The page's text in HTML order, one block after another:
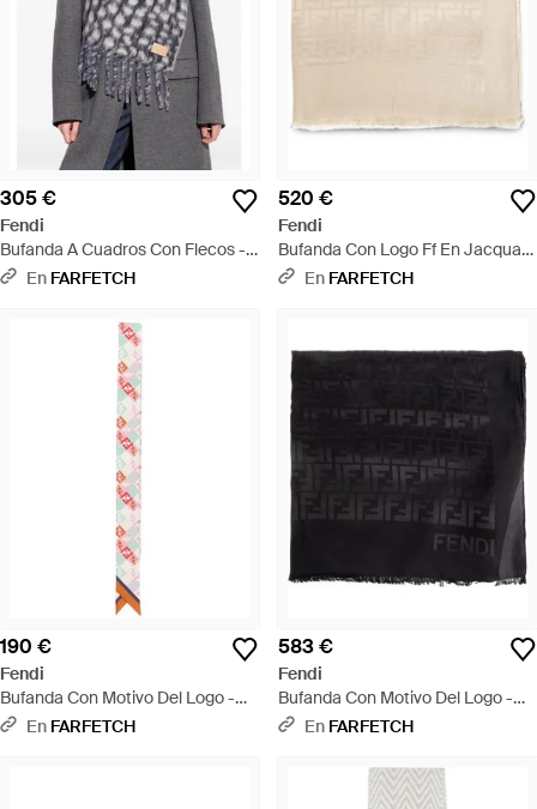
305 €
Fendi
Bufanda A Cuadros Con Flecos -
GrisEn FARFETCH
520 €
Fendi
Bufanda Con Logo Ff En Jacquard
- Neutro
En FARFETCH
190 €
Fendi
Bufanda Con Motivo Del Logo -
Blanco
En FARFETCH
583 €
Fendi
Bufanda Con Motivo Del Logo -
Negro
En FARFETCH